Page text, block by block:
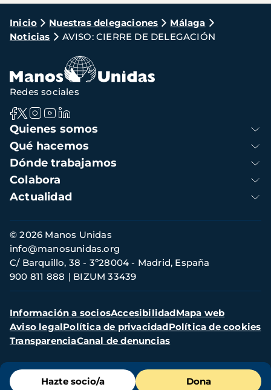
Ruta
de
navegación
Inicio Nuestras delegaciones
Málaga
Noticias
AVISO: CIERRE DE DELEGACIÓN
Menú
de
Hazte socio/a Dona
Navegación
principal
Quienes somos
Qué hacemos
Dónde trabajamos
Colabora
Actualidad
Redes sociales
Información
de
contacto
© 2026 Manos Unidas
C/ Barquillo, 38 - 3º28004 - Madrid, España
900 811 888
BIZUM 33439
info@manosunidas.org
Menú
secundario
Información a sociosAccesibilidadMapa web
Aviso legalPolítica de privacidadPolítica de cookies
TransparenciaCanal de denuncias